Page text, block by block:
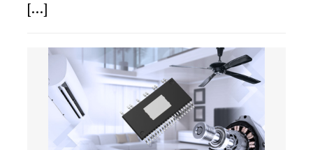
[...]